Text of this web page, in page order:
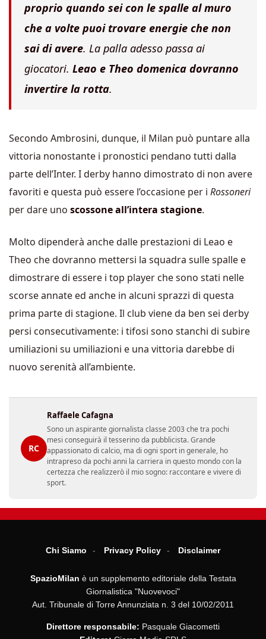
proprio quando sei con le spalle al muro
che a volte puoi trovare energie che non
sai di avere. La palla adesso passa ai
giocatori. Leao e Theo domenica dovranno
invertire la rotta.
Secondo Ambrosini, dunque, il Milan può puntare alla
vittoria nonostante i pronostici pendano tutti dalla
parte dell’Inter. I derby hanno dimostrato di non avere
favoriti e questa può essere l’occasione per i Rossoneri
per dare uno scossone all’intera stagione.
Molto dipenderà anche dalle prestazioni di Leao e
Theo che dovranno mettersi la squadra sulle spalle e
dimostrare di essere i top player che sono stati nelle
scorse annate ed anche in alcuni sprazzi di questa
prima parte di stagione. Il club viene da ben sei derby
persi consecutivamente: i tifosi sono stanchi di subire
umiliazioni su umiliazioni e una vittoria darebbe di
nuovo serenità all’ambiente.
RC
Raffaele Cafagna
Sono un aspirante giornalista classe 2003 che tra pochi
mesi conseguirà il tesserino da pubblicista. Grande
appassionato di calcio, ma di ogni sport in generale, ho
intrapreso da pochi anni la carriera in questo mondo con la
certezza che realizzerò il mio sogno: raccontare e vivere di
sport.
Chi Siamo Privacy Policy Disclaimer
SpazioMilan è un supplemento editoriale della Testata
Giornalistica "Nuovevoci"
Aut. Tribunale di Torre Annunziata n. 3 del 10/02/2011
Direttore responsabile: Pasquale Giacometti